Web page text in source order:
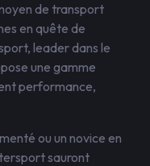
de transport
en quête de
leader dans le
une gamme
performance,
ou un novice en
sauront